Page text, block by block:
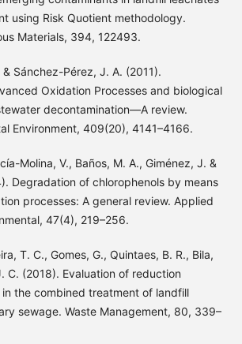
using Risk Quotient methodology.
Materials, 394, 122493.
& Sánchez-Pérez, J. A. (2011).
Oxidation Processes and biological
decontamination—A review.
Environment, 409(20), 4141–4166.
Molina, V., Baños, M. A., Giménez, J. &
Degradation of chlorophenols by means
processes: A general review. Applied
47(4), 219–256.
T. C., Gomes, G., Quintaes, B. R., Bila,
C. (2018). Evaluation of reduction
the combined treatment of landfill
sewage. Waste Management, 80, 339–